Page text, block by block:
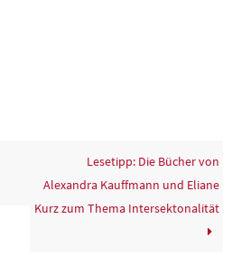
Lesetipp: Die Bücher von
Alexandra Kauffmann und Eliane
Kurz zum Thema Intersektonalität